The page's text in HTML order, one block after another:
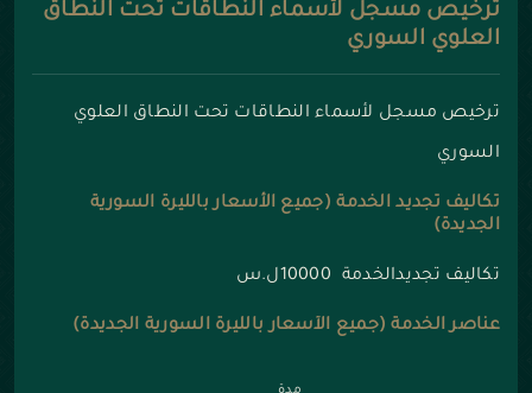
ترخيص مسجل لأسماء النطاقات تحت النطاق
العلوي السوري
ترخيص مسجل لأسماء النطاقات تحت النطاق العلوي
السوري
تكاليف تجديد الخدمة (جميع الأسعار بالليرة السورية
الجديدة)
تكاليف تجديدالخدمة 10000ل.س
عناصر الخدمة (جميع الأسعار بالليرة السورية الجديدة)